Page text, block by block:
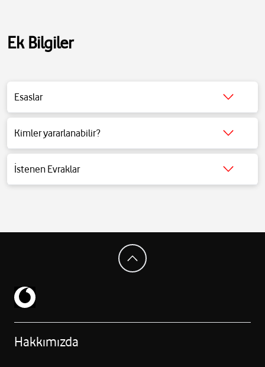
Ek Bilgiler
Esaslar
Detaylı bilgi için tıklayınız.
Kimler yararlanabilir?
Detaylı bilgi için tıklayınız.
İstenen Evraklar
Detaylı bilgi için tıklayınız.
Hakkımızda